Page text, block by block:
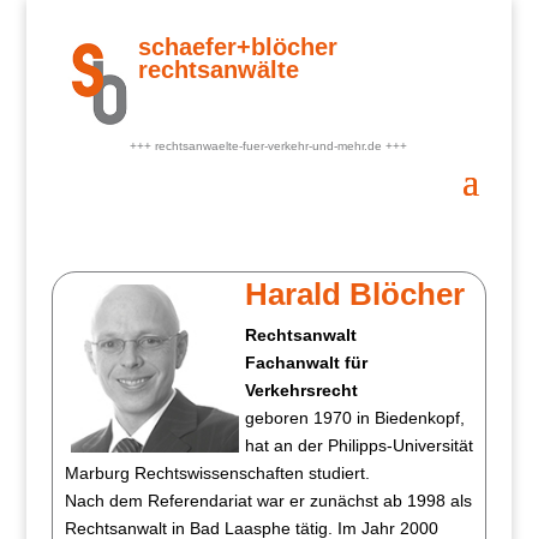
schaefer+blöcher
rechtsanwälte
+++ rechtsanwaelte-fuer-verkehr-und-mehr.de +++
Harald Blöcher
Rechtsanwalt
Fachanwalt für
Verkehrsrecht
geboren 1970 in Biedenkopf,
hat an der Philipps-Universität
Marburg Rechtswissenschaften studiert.
Nach dem Referendariat war er zunächst ab 1998 als
Rechtsanwalt in Bad Laasphe tätig. Im Jahr 2000